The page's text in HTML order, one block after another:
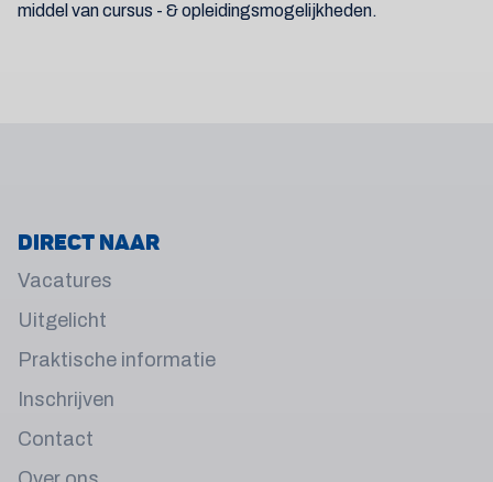
middel van cursus - & opleidingsmogelijkheden.
Direct naar
Vacatures
Uitgelicht
Praktische informatie
Inschrijven
Contact